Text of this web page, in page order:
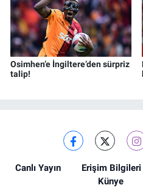
Osimhen’e İngiltere’den sürpriz
talip!
Canlı Yayın Erişim Bilgileri
Künye